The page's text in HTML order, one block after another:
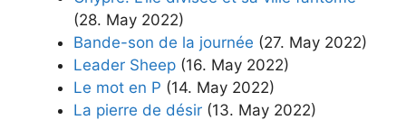
(28. May 2022)
Bande-son de la journée (27. May 2022)
Leader Sheep (16. May 2022)
Le mot en P (14. May 2022)
La pierre de désir (13. May 2022)